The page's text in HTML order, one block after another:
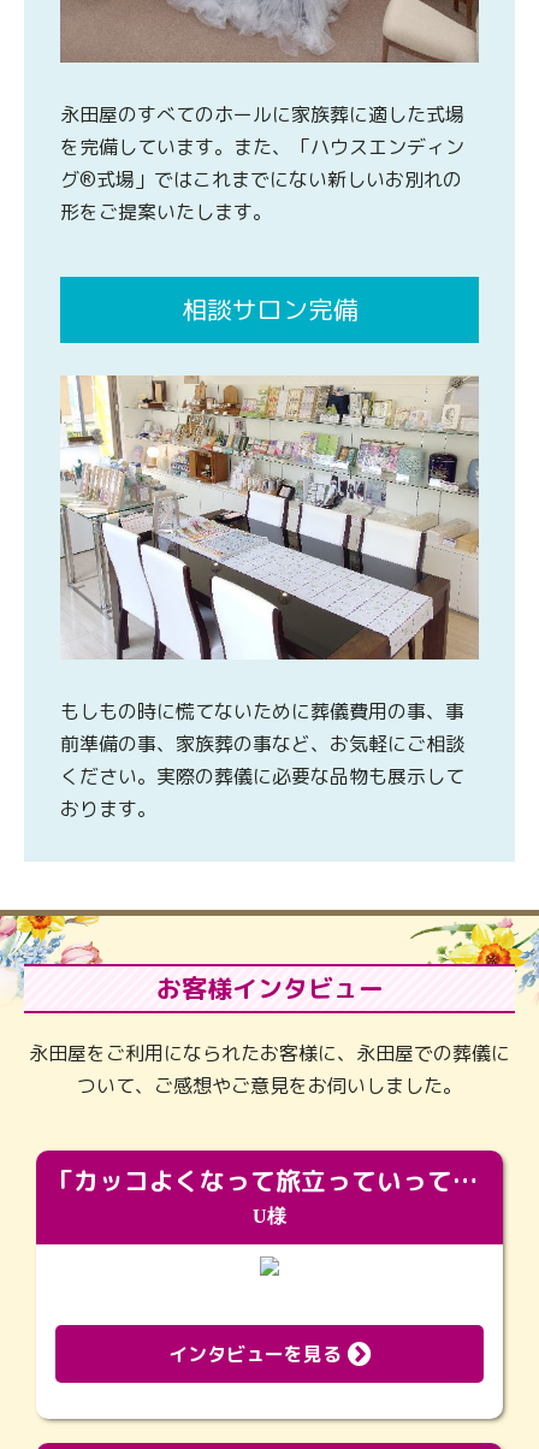
永田屋のすべてのホールに家族葬に適した式場
を完備しています。また、「ハウスエンディン
グ®式場」ではこれまでにない新しいお別れの
形をご提案いたします。
相談サロン完備
もしもの時に慌てないために葬儀費用の事、事
前準備の事、家族葬の事など、お気軽にご相談
ください。実際の葬儀に必要な品物も展示して
おります。
お客様インタビュー
永田屋をご利用になられたお客様に、永田屋での葬儀に
ついて、ご感想やご意見をお伺いしました。
「カッコよくなって旅立っていってくれました（笑）もっとカッコいいって言ってあげればよかったな」
U様
インタビューを見る